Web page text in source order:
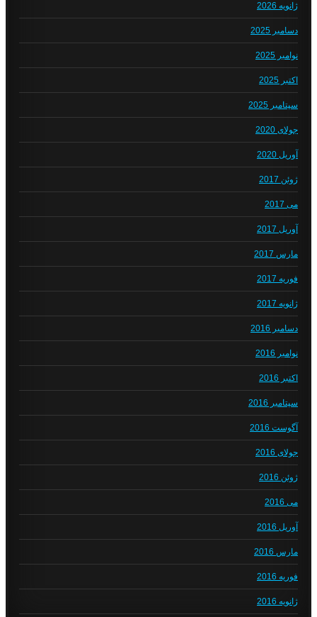
ژانویه 2026
دسامبر 2025
نوامبر 2025
اکتبر 2025
سپتامبر 2025
جولای 2020
آوریل 2020
ژوئن 2017
می 2017
آوریل 2017
مارس 2017
فوریه 2017
ژانویه 2017
دسامبر 2016
نوامبر 2016
اکتبر 2016
سپتامبر 2016
آگوست 2016
جولای 2016
ژوئن 2016
می 2016
آوریل 2016
مارس 2016
فوریه 2016
ژانویه 2016